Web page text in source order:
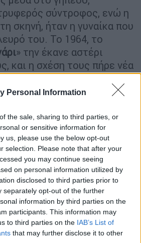
Personal Information
the sale, sharing to third parties, or
or sensitive information for
us, please use the below opt-out
selection. Please note that after your
you may continue seeing
on personal information utilized by
disclosed to third parties prior to
separately opt-out of the further
information by third parties on the
participants. This information may
to third parties on the IAB’s List of
that may further disclose it to other
σύντροφος, ενώ η
σκηνή, ήταν η γυναίκα που
του. Το 1964, το
» την έκανε αστέρι
και η σχέση τους πήρε νέα
λέγεται, πως ενώ η
τα «Παιδιά του Πειραιά»,
βλέμμα που μόνο οι